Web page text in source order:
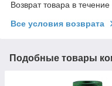
Возврат товара в
Все условия возврата
Подобные товары